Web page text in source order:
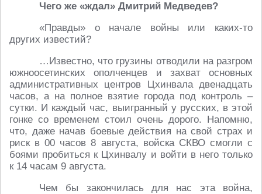
Чего же «ждал» Дмитрий Медведев?
«Правды» о начале войны или каких-то
других известий?
…Известно, что грузины отводили на разгром
южноосетинских ополченцев и захват основных
административных центров Цхинвала двенадцать
часов, а на полное взятие города под контроль –
сутки. И каждый час, выигранный у русских, в этой
гонке со временем стоил очень дорого. Напомню,
что, даже начав боевые действия на свой страх и
риск в 00 часов 8 августа, войска СКВО смогли с
боями пробиться к Цхинвалу и войти в него только
к 14 часам 9 августа.
Чем бы закончилась для нас эта война,